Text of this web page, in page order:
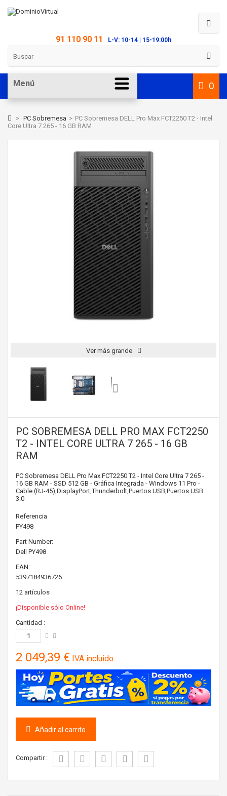
91 110 90 11 L-V: 10-14 | 15-19:00h
0
Menú
> PC Sobremesa > PC Sobremesa DELL Pro Max FCT2250 T2 - Intel
Core Ultra 7 265 - 16 GB RAM
Ver más grande
PC SOBREMESA DELL PRO MAX FCT2250
T2 - INTEL CORE ULTRA 7 265 - 16 GB
RAM
PC Sobremesa DELL Pro Max FCT2250 T2 - Intel Core Ultra 7 265 -
16 GB RAM - SSD 512 GB - Gráfica Integrada - Windows 11 Pro -
Cable (RJ-45),DisplayPort,Thunderbolt,Puertos USB,Puertos USB
3.0
Referencia
PY498
Part Number:
Dell PY498
EAN:
5397184936726
12 artículos
¡Disponible sólo Online!
Cantidad :
2 049,39 € IVA incluido
Añadir al carrito
Compartir :